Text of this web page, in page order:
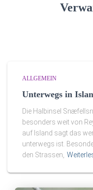
ALLGEMEIN
Unterwegs in
Die Halbinsel
besonders weit von
auf Island sagt das
unterwegs ist.
den Strassen,